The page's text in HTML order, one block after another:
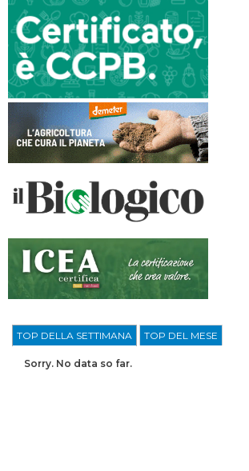
TOP DELLA SETTIMANA TOP DEL MESE
Sorry. No data so far.